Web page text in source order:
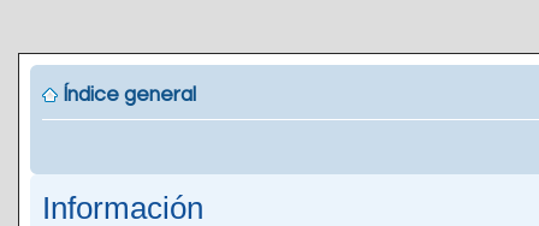
Índice general
Información